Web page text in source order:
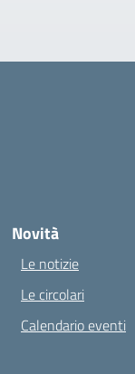
Novità
Le notizie
Le circolari
Calendario eventi